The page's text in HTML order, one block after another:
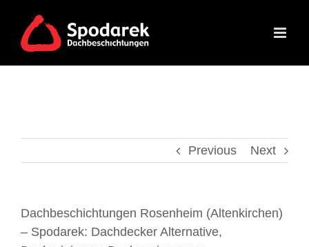
content
Previous Next
Dachbeschichtungen Rosenheim (Altenkirchen)
– Spodarek: Dachdecker Alternative,